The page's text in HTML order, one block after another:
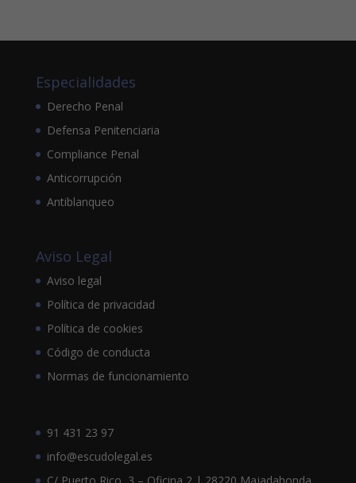
Especialidades
Derecho Penal
Defensa Penitenciaria
Compliance Penal
Anticorrupción
Antiblanqueo
Aviso Legal
Aviso legal
Política de privacidad
Política de cookies
Código de conducta
Normas de funcionamiento
91 431 23 97
info@escudolegal.es